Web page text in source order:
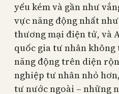
yếu kém và gần như
vực năng động nhất
thương mại điện tử, và
quốc gia tư nhân không
năng động trên diện
nghiệp tư nhân nhỏ
tư nước ngoài – những